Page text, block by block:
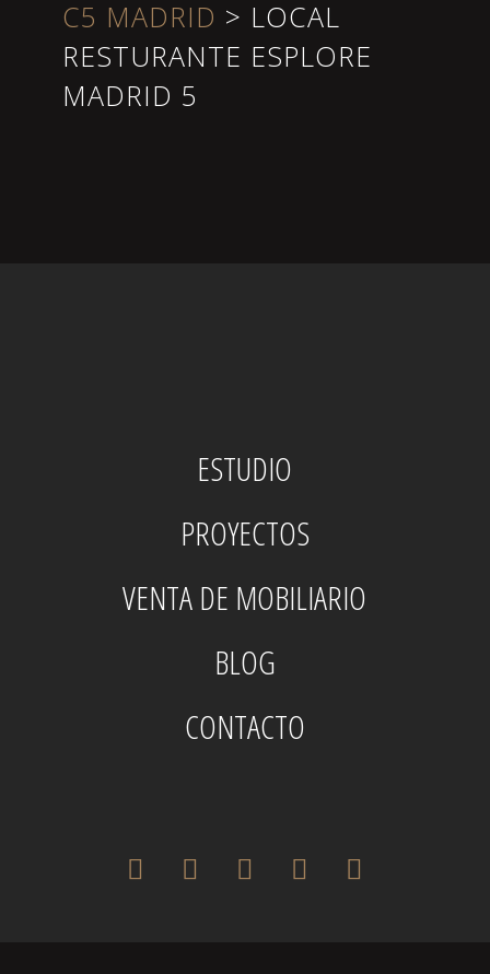
C5 MADRID > LOCAL
RESTURANTE ESPLORE
MADRID 5
ESTUDIO
PROYECTOS
VENTA DE MOBILIARIO
BLOG
CONTACTO
twitter facebookpinterestinstagram
houzz